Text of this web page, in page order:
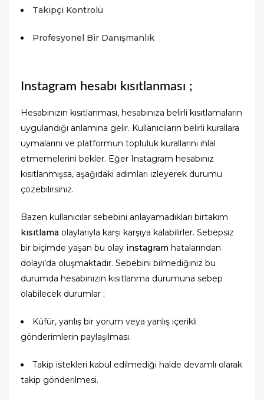
Takipçi Kontrolü
Profesyonel Bir Danışmanlık
Instagram hesabı kısıtlanması ;
Hesabınızın kısıtlanması, hesabınıza belirli kısıtlamaların
uygulandığı anlamına gelir. Kullanıcıların belirli kurallara
uymalarını ve platformun topluluk kurallarını ihlal
etmemelerini bekler. Eğer Instagram hesabınız
kısıtlanmışsa, aşağıdaki adımları izleyerek durumu
çözebilirsiniz.
Bazen kullanıcılar sebebini anlayamadıkları birtakım
kısıtlama olaylarıyla karşı karşıya kalabilirler. Sebepsiz
bir biçimde yaşan bu olay instagram hatalarından
dolayı’da oluşmaktadır. Sebebini bilmediğiniz bu
durumda hesabınızın kısıtlanma durumuna sebep
olabilecek durumlar ;
Küfür, yanlış bir yorum veya yanlış içerikli
gönderimlerin paylaşılması.
Takip istekleri kabul edilmediği halde devamlı olarak
takip gönderilmesi.